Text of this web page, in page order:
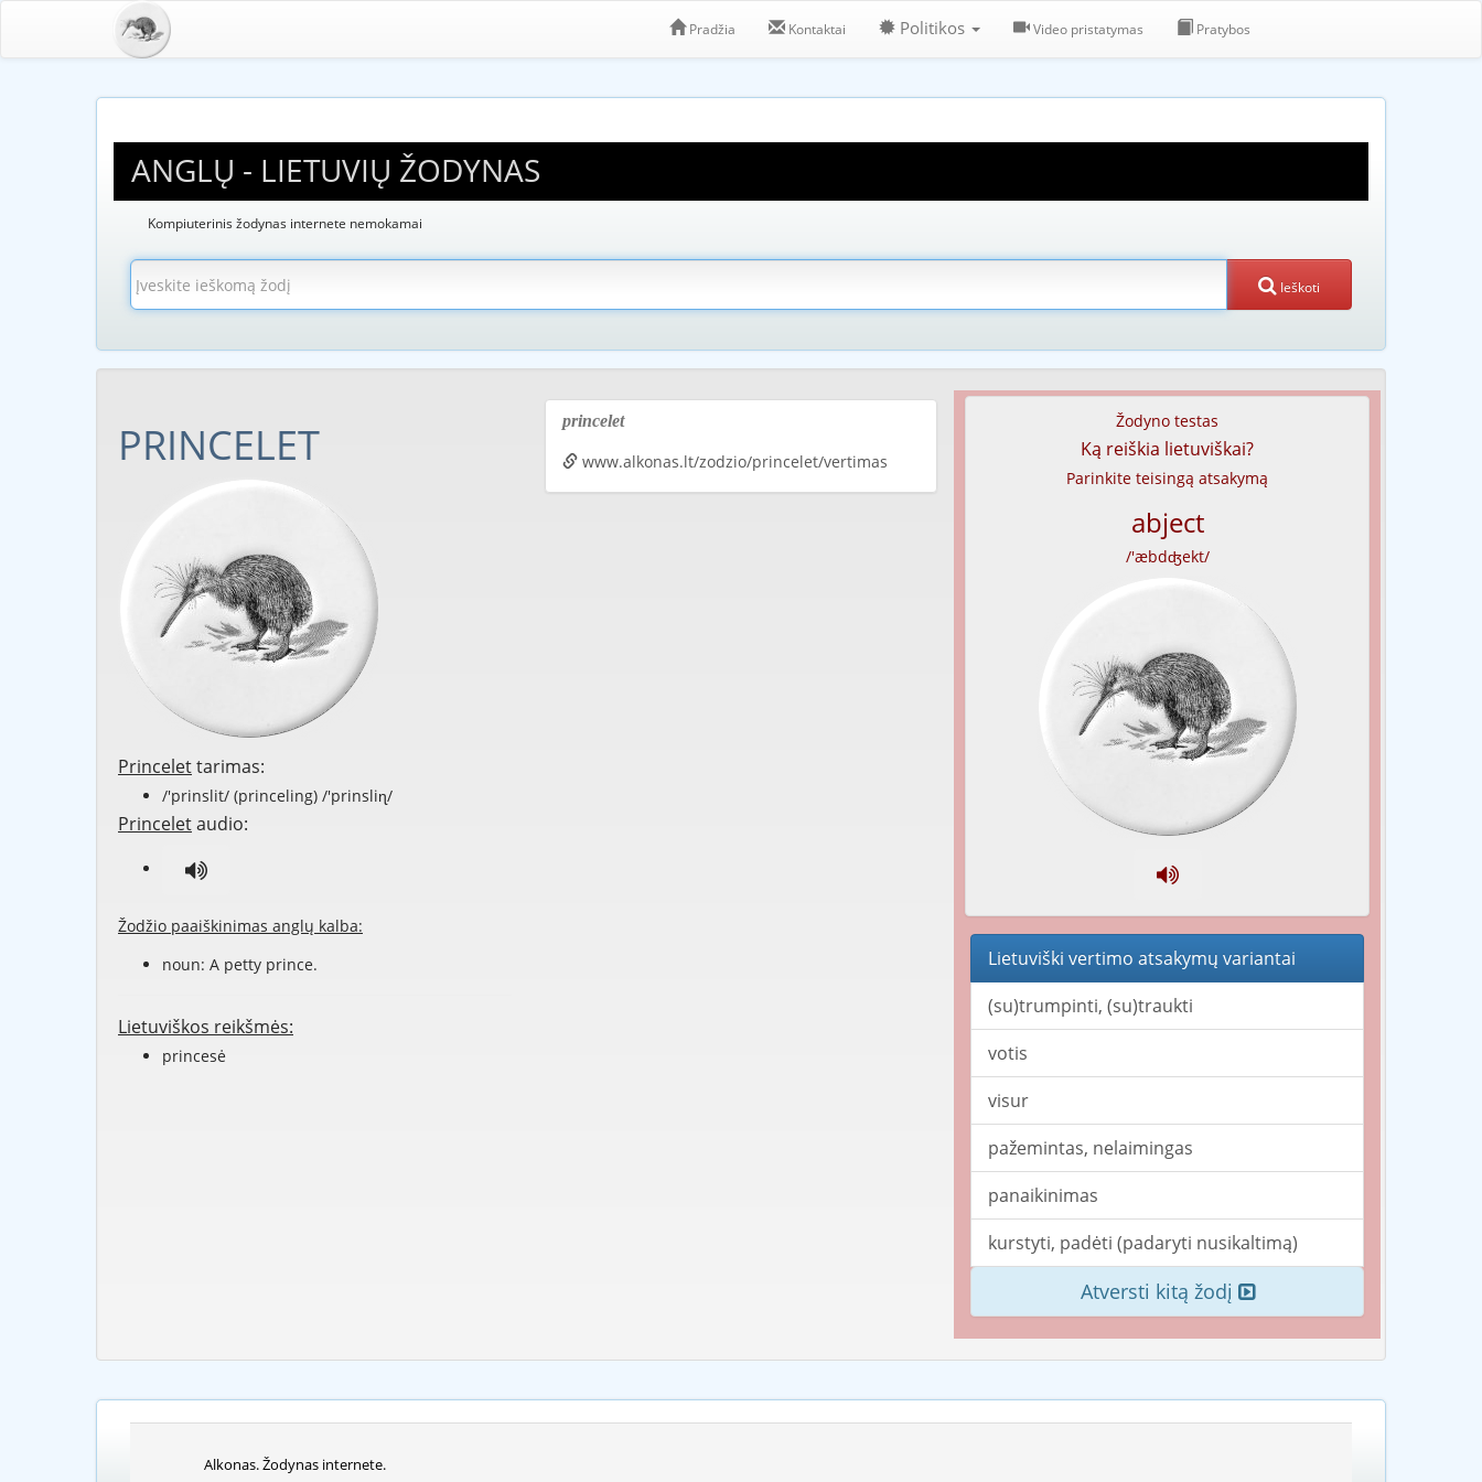
Pradžia Kontaktai Politikos Video pristatymas Pratybos
ANGLŲ - LIETUVIŲ ŽODYNAS
Kompiuterinis žodynas internete nemokamai
Ieškoti
PRINCELET
Princelettarimas:
/'prinslit/ (princeling) /'prinsliɳ/
Princeletaudio:
Žodžio paaiškinimas anglų kalba:
noun: A petty prince.
Lietuviškos reikšmės:
princesė
princelet
www.alkonas.lt/zodzio/princelet/vertimas
Žodyno testas
Ką reiškia lietuviškai?
Parinkite teisingą atsakymą
abject
/'æbdʤekt/
Lietuviški vertimo atsakymų variantai
(su)trumpinti, (su)traukti
votis
visur
pažemintas, nelaimingas
panaikinimas
kurstyti, padėti (padaryti nusikaltimą)
Atversti kitą žodį
Alkonas. Žodynas internete.